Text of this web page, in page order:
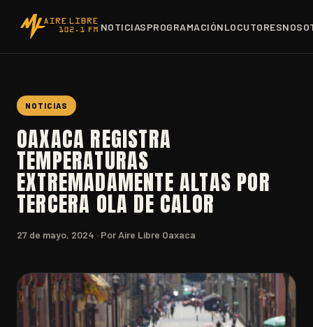
NOTICIASPROGRAMACIÓNLOCUTORES
NOTICIAS
OAXACA REGISTRA
TEMPERATURAS
EXTREMADAMENTE ALTAS POR
TERCERA OLA DE CALOR
27 de mayo, 2024 · Por Aire Libre Oaxaca